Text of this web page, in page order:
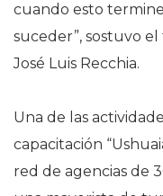
cuando esto
suceder”, sostuvo
José Luis Recchia.
Una de las
capacitación
red de agencias de